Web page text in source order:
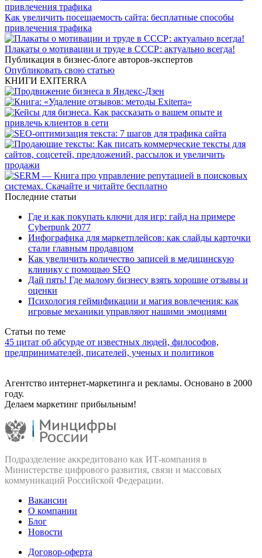
Как увеличить посещаемость сайта: бесплатные способы
привлечения трафика
Плакаты о мотивации и труде в СССР: актуально всегда!
Публикация в бизнес-блоге авторов-экспертов
Опубликовать свою статью
КНИГИ EXITERRA
Последние статьи
Где и как покупать ключи для игр: гайд на примере
Cyberpunk 2077
Инфографика для маркетплейсов: как слайды карточки
стали главным продавцом
Как увеличить количество записей в медицинскую
клинику с помощью SEO
Дай пять! Где малому бизнесу взять хорошие отзывы и
оценки
Психология геймификации и магия вовлечения: как
игровые механики управляют нашими эмоциями
Статьи по теме
45 цитат об абсурде от известных людей, философов,
предпринимателей, писателей, ученых и политиков
Агентство интернет-маркетинга и рекламы. Основано в 2000
году.
Делаем маркетинг прибыльным!
Подразделение аккредитовано как ИТ‑компания в
Министерстве цифрового развития, связи и массовых
коммуникаций Российской Федерации.
Вакансии
О компании
Блог
Новости
Договор-оферта